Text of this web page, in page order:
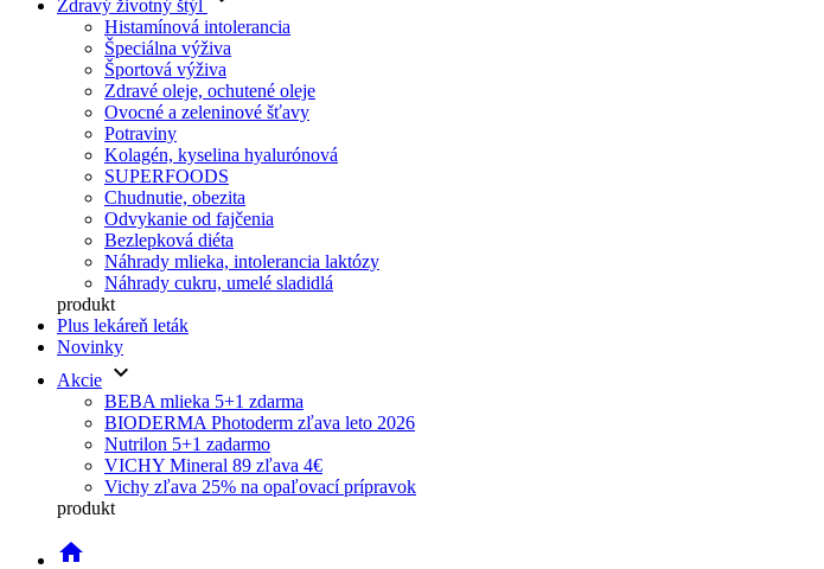
Zdravý životný štýl
Histamínová intolerancia
Špeciálna výživa
Športová výživa
Zdravé oleje, ochutené oleje
Ovocné a zeleninové šťavy
Potraviny
Kolagén, kyselina hyalurónová
SUPERFOODS
Chudnutie, obezita
Odvykanie od fajčenia
Bezlepková diéta
Náhrady mlieka, intolerancia laktózy
Náhrady cukru, umelé sladidlá
produkt
Plus lekáreň leták
Novinky
Akcie keyboard_arrow_down
BEBA mlieka 5+1 zdarma
BIODERMA Photoderm zľava leto 2026
Nutrilon 5+1 zadarmo
VICHY Mineral 89 zľava 4€
Vichy zľava 25% na opaľovací prípravok
produkt
home